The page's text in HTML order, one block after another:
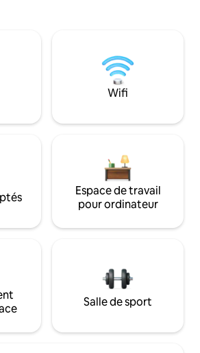
Wifi
Espace de travail
pour ordinateur
Salle de sport